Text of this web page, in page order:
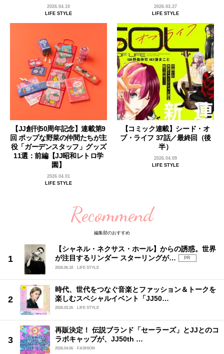
2026.04.10
LIFE STYLE
2026.03.27
LIFE STYLE
【JJ創刊50周年記念】連載第9
回 ポップな野菜の仲間たちが主
役「ガーデンスタッフ」グッズ
11選：前編【JJ昭和レトロ学
園】
2026.04.01
LIFE STYLE
【コミック連載】シード・オ
ブ・ライフ 37話／最終回（後
半）
2026.04.09
LIFE STYLE
Recommend
編集部のおすすめ
【シャネル・ネクサス・ホール】からの誘惑。世界
が注目するリンダー スターリングが…
PR
2026.06.18
LIFE STYLE
時代、世代をつなぐ音楽とファッション＆トークを
楽しむスペシャルイベント「JJ50…
2026.03.26 LIFE STYLE
再販決定！ 伝説ブランド「セーラーズ」とJJとのコ
ラボキャップが、JJ50th …
2026.04.06 FASHION